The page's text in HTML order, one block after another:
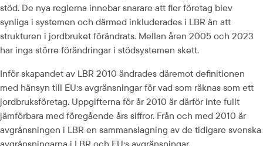
stöd. De nya reglerna innebar snarare att fler företag blev
synliga i systemen och därmed inkluderades i LBR än att
strukturen i jordbruket förändrats. Mellan åren 2005 och 2023
har inga större förändringar i stödsystemen skett.
Inför skapandet av LBR 2010 ändrades däremot definitionen
med hänsyn till EU:s avgränsningar för vad som räknas som ett
jordbruksföretag. Uppgifterna för år 2010 är därför inte fullt
jämförbara med föregående års siffror. Från och med 2010 är
avgränsningen i LBR en sammanslagning av de tidigare svenska
avgränsningarna i LBR och EU:s avgränsningar.